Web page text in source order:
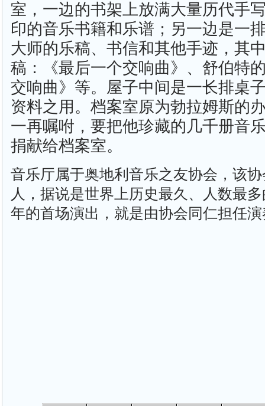
室，一边的书架上放满大量历代手
印的音乐书籍和乐谱；另一边是一
大师的乐稿、书信和其他手迹，其
稿：《最后一个交响曲》、舒伯特
交响曲》等。屋子中间是一长排桌
资料之用。档案室原为勃拉姆斯的
一再嘱咐，要把他珍藏的几千册音
捐献给档案室。
音乐厅属于奥地利音乐之友协会，该
人，据说是世界上历史最久、人数最
年的首场演出，就是由协会同仁担任